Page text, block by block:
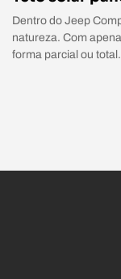
Dentro do Jeep
natureza. Com
forma parcial ou total.